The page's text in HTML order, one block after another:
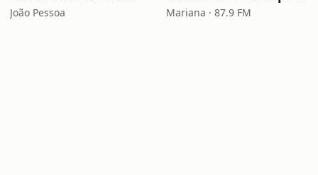
João Pessoa Mariana · 87.9 FM